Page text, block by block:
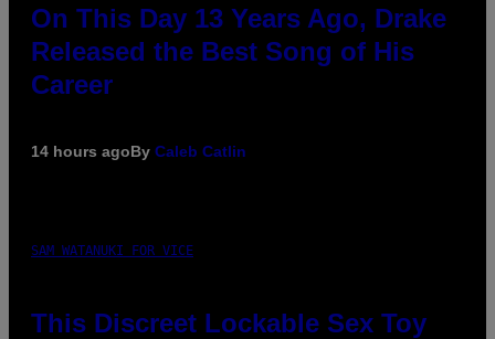
On This Day 13 Years Ago, Drake
Released the Best Song of His
Career
14 hours agoBy Caleb Catlin
SAM WATANUKI FOR VICE
This Discreet Lockable Sex Toy